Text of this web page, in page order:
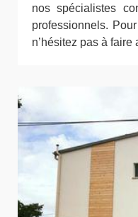
nos spécialistes
professionnels.
n’hésitez pas à